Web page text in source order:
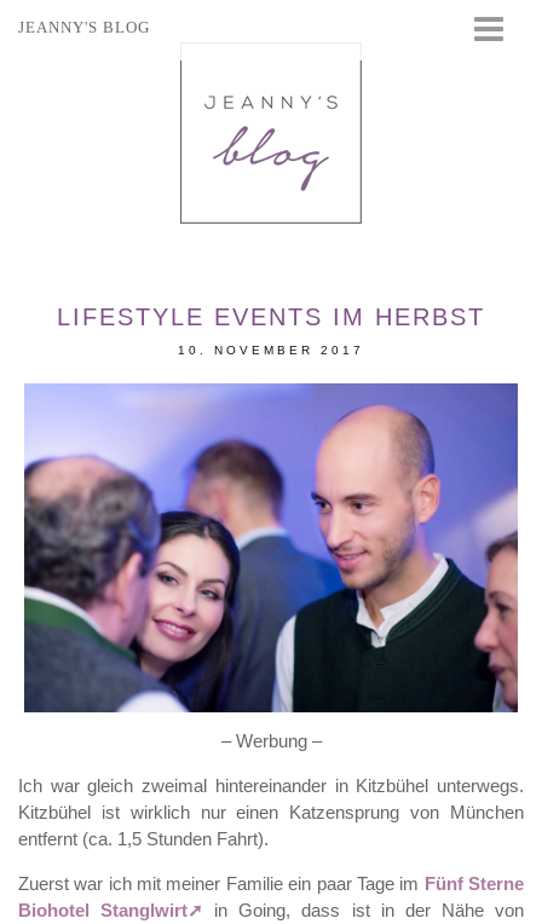
JEANNY'S BLOG
LIFESTYLE EVENTS IM HERBST
10. NOVEMBER 2017
– Werbung –
Ich war gleich zweimal hintereinander in Kitzbühel unterwegs.
Kitzbühel ist wirklich nur einen Katzensprung von München
entfernt (ca. 1,5 Stunden Fahrt).
Zuerst war ich mit meiner Familie ein paar Tage im Fünf Sterne
Biohotel Stanglwirt
in Going, dass ist in der Nähe von